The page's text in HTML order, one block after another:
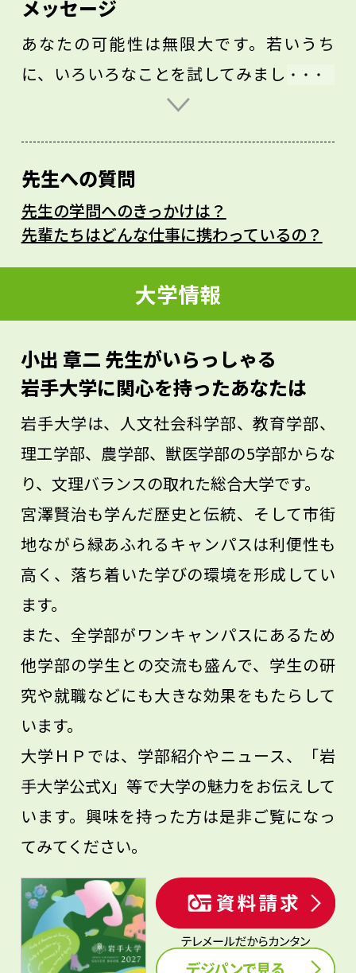
メッセージ
あなたの可能性は無限大です。若いうち
に、いろいろなことを試してみましょう。
何か面白いな、と感じることがあれば、ち
とがわかります。深掘りするのが楽しいと
思ったなら、それがあなたに合っているこ
とかもしれません。
ん作りましょう。すぐには役に立たないこ
とも、10年後か、あるいは20年後か、結果
はいつか必ずついてきます。好きなことを
やりながら自分が成長していくことは、と
先生への質問
先生の学問へのきっかけは？
先輩たちはどんな仕事に携わっているの？
大学情報
小出 章二 先生がいらっしゃる
岩手大学に関心を持ったあなたは
岩手大学は、人文社会科学部、教育学部、
理工学部、農学部、獣医学部の5学部からな
り、文理バランスの取れた総合大学です。
宮澤賢治も学んだ歴史と伝統、そして市街
地ながら緑あふれるキャンパスは利便性も
高く、落ち着いた学びの環境を形成してい
ます。
また、全学部がワンキャンパスにあるため
他学部の学生との交流も盛んで、学生の研
究や就職などにも大きな効果をもたらして
います。
大学ＨＰでは、学部紹介やニュース、「岩
手大学公式X」等で大学の魅力をお伝えして
います。興味を持った方は是非ご覧になっ
てみてください。